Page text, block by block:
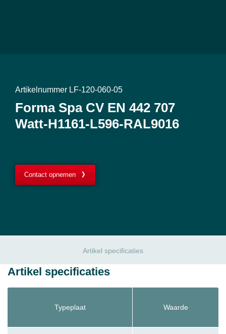
Artikelnummer LF-120-060-05
Forma Spa CV EN 442 707
Watt-H1161-L596-RAL9016
Contact opnemen
Artikel specificaties
Artikel specificaties
Typeplaat Waarde